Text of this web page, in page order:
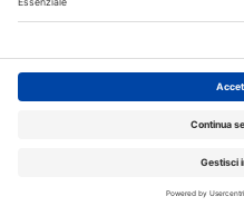
Medicina e odontoiatria,
domande entro il 3 agosto
Corsi,